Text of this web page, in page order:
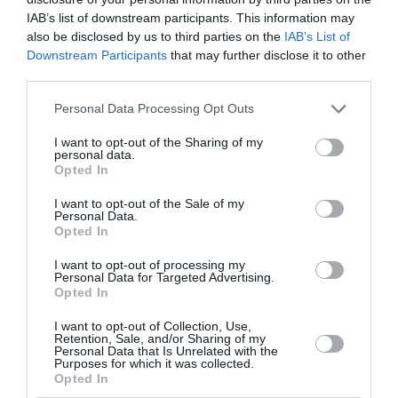
IAB’s list of downstream participants. This information may
also be disclosed by us to third parties on the IAB’s List of
Downstream Participants that may further disclose it to other
Please note that this website/app uses one or more Google
not limited to your visit or usage behaviour. You may click to
grant or deny consent to Google and its third-party tags to
use your data for below specified purposes in below Google
consent section.
Personal Data Processing Opt Outs
I want to opt-out of the Sharing of my
personal data.
Opted In
I want to opt-out of the Sale of my
Personal Data.
Opted In
I want to opt-out of processing my
Personal Data for Targeted Advertising.
Opted In
I want to opt-out of Collection, Use,
Retention, Sale, and/or Sharing of my
Personal Data that Is Unrelated with the
Purposes for which it was collected.
Opted In
13:26 | 08 Αυγούστου 2026 Πλανήτης
Τουρκία, Σαουδική Αραβία και
Πακιστάν ενισχύουν τη